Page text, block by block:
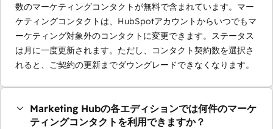
数のマーケティングコンタクトが無料で含まれています。マー
ケティングコンタクトは、HubSpotアカウントからいつでもマ
ーケティング対象外のコンタクトに変更できます。ステータス
は月に一度更新されます。ただし、コンタクト契約数を選択さ
れると、ご契約の更新までダウングレードできなくなります。
Marketing Hubの各エディションでは何件のマーケ
ティングコンタクトを利用できますか？